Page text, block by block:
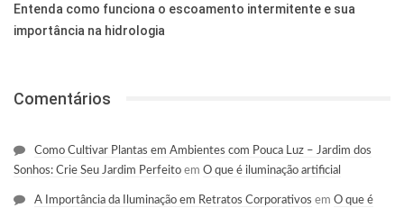
Entenda como funciona o escoamento intermitente e sua
importância na hidrologia
Comentários
Como Cultivar Plantas em Ambientes com Pouca Luz – Jardim dos
Sonhos: Crie Seu Jardim Perfeito em O que é iluminação artificial
A Importância da Iluminação em Retratos Corporativos em O que é